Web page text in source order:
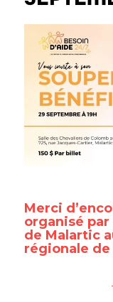
Merci
organisé par
de Malartic
régionale